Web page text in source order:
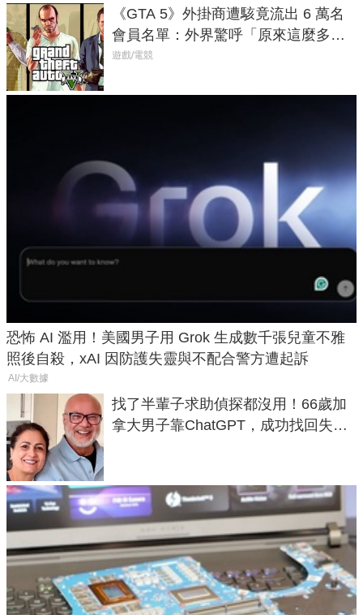
《GTA 5》外掛商遭駭竟流出 6 萬名
會員名單：外界驚呼「原來這麼多人
在開掛！」
遊戲/電競
恐怖 AI 濫用！美國男子用 Grok 生成數千張兒童不雅
照後自殺，xAI 因防護失靈與不配合警方遭起訴
AI/大數據
找了半輩子求助偵探都沒用！66歲加
拿大男子靠ChatGPT，成功找回失散